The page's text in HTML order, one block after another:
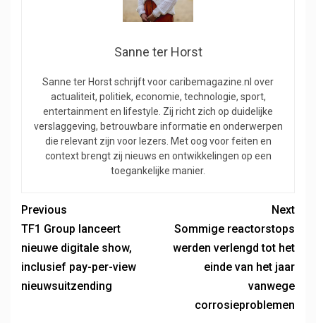
Sanne ter Horst
Sanne ter Horst schrijft voor caribemagazine.nl over
actualiteit, politiek, economie, technologie, sport,
entertainment en lifestyle. Zij richt zich op duidelijke
verslaggeving, betrouwbare informatie en onderwerpen
die relevant zijn voor lezers. Met oog voor feiten en
context brengt zij nieuws en ontwikkelingen op een
toegankelijke manier.
Previous
TF1 Group lanceert
nieuwe digitale show,
inclusief pay-per-view
nieuwsuitzending
Next
Sommige reactorstops
werden verlengd tot het
einde van het jaar
vanwege
corrosieproblemen